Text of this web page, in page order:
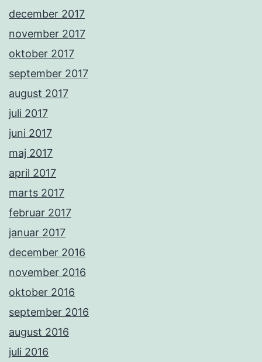
december 2017
november 2017
oktober 2017
september 2017
august 2017
juli 2017
juni 2017
maj 2017
april 2017
marts 2017
februar 2017
januar 2017
december 2016
november 2016
oktober 2016
september 2016
august 2016
juli 2016